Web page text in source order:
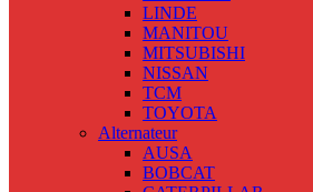
LINDE
MANITOU
MITSUBISHI
NISSAN
TCM
TOYOTA
Alternateur
AUSA
BOBCAT